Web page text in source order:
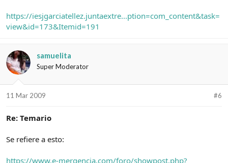
https://iesjgarciatellez.juntaextre...ption=com_content&task=
view&id=173&Itemid=191
samuelita
Super Moderator
11 Mar 2009 #6
Re: Temario
Se refiere a esto:
https://www.e-mergencia.com/foro/showpost.php?